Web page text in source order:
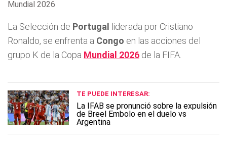
Mundial 2026
La Selección de Portugal
liderada por Cristiano
Ronaldo, se enfrenta a Congo en las acciones del
grupo K de la Copa Mundial 2026 de la FIFA.
TE PUEDE INTERESAR:
La IFAB se pronunció sobre la expulsión
de Breel Embolo en el duelo vs
Argentina